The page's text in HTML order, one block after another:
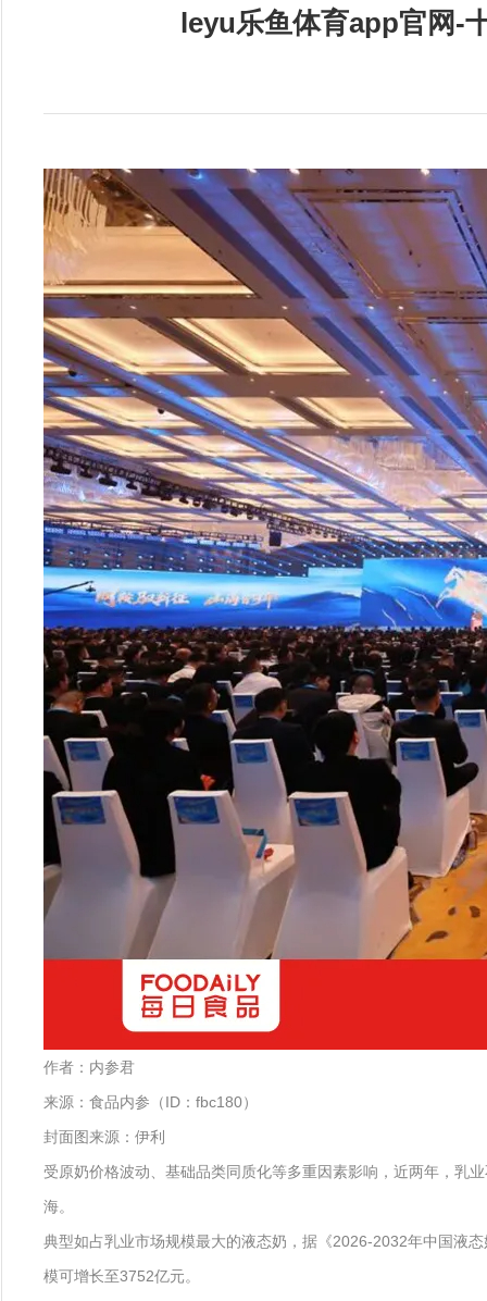
leyu乐鱼体育app官网-
作者：内参君
来源：食品内参（ID：fbc180）
封面图来源：伊利
受原奶价格波动、基础品类同质化等多重因素影响，近两年，乳
海。
典型如占乳业市场规模最大的液态奶，据《2026-2032年中国液
模可增长至3752亿元。